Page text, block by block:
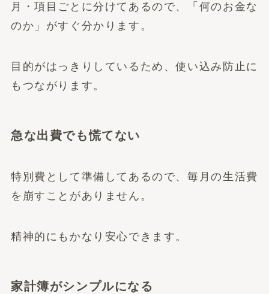
月・項目ごとに分けてあるので、「何のお金な
のか」がすぐ分かります。
目的がはっきりしているため、使い込み防止に
もつながります。
急な出費でも慌てない
特別費として準備してあるので、毎月の生活費
を崩すことがありません。
精神的にもかなり安心できます。
家計簿がシンプルになる